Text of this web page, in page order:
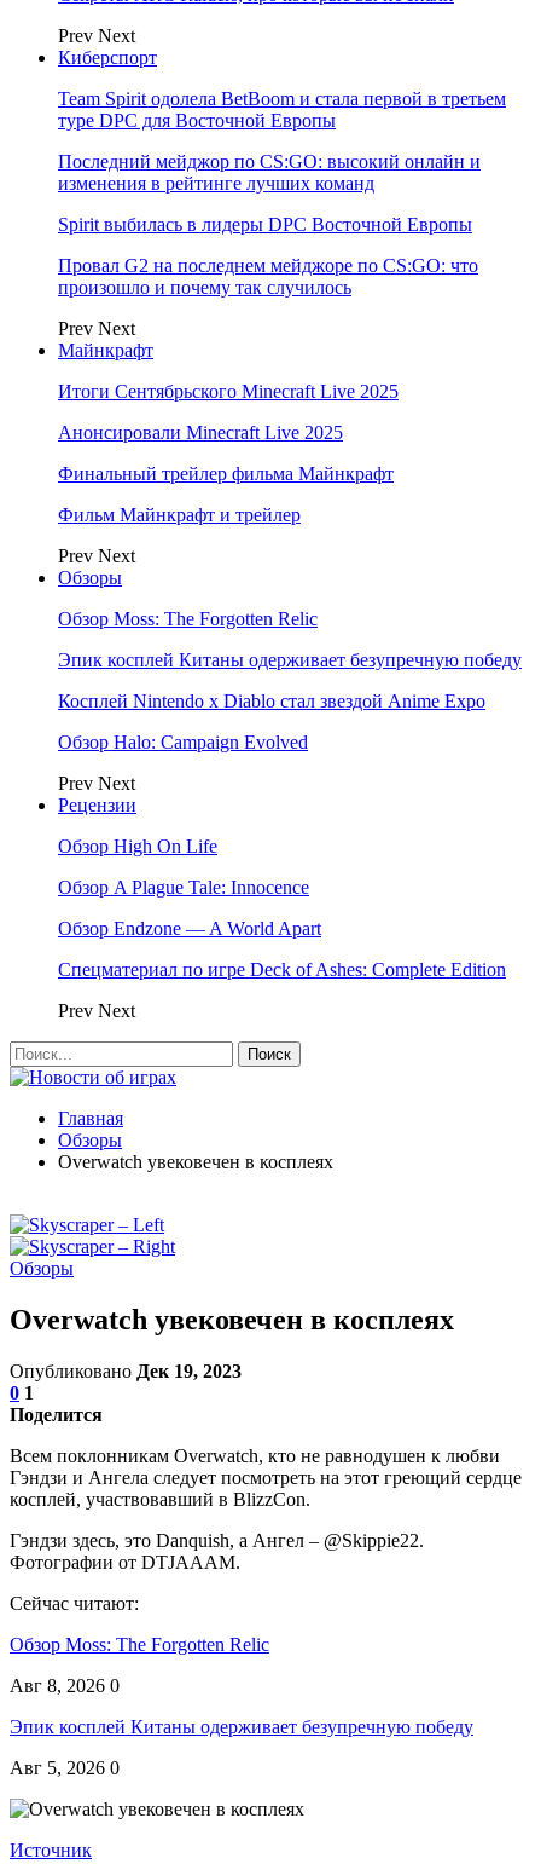
Prev Next
Киберспорт
Team Spirit одолела BetBoom и стала первой в третьем
туре DPC для Восточной Европы
Последний мейджор по CS:GO: высокий онлайн и
изменения в рейтинге лучших команд
Spirit выбилась в лидеры DPC Восточной Европы
Провал G2 на последнем мейджоре по CS:GO: что
произошло и почему так случилось
Prev Next
Майнкрафт
Итоги Сентябрьского Minecraft Live 2025
Анонсировали Minecraft Live 2025
Финальный трейлер фильма Майнкрафт
Фильм Майнкрафт и трейлер
Prev Next
Обзоры
Обзор Moss: The Forgotten Relic
Эпик косплей Китаны одерживает безупречную победу
Косплей Nintendo x Diablo стал звездой Anime Expo
Обзор Halo: Campaign Evolved
Prev Next
Рецензии
Обзор High On Life
Обзор A Plague Tale: Innocence
Обзор Endzone — A World Apart
Спецматериал по игре Deck of Ashes: Complete Edition
Prev Next
Главная
Обзоры
Overwatch увековечен в косплеях
Обзоры
Overwatch увековечен в косплеях
Опубликовано Дек 19, 2023
0 1
Поделится
Всем поклонникам Overwatch, кто не равнодушен к любви
Гэндзи и Ангела следует посмотреть на этот греющий сердце
косплей, участвовавший в BlizzCon.
Гэндзи здесь, это Danquish, а Ангел – @Skippie22.
Фотографии от DTJAAAM.
Сейчас читают:
Обзор Moss: The Forgotten Relic
Авг 8, 2026 0
Эпик косплей Китаны одерживает безупречную победу
Авг 5, 2026 0
Источник